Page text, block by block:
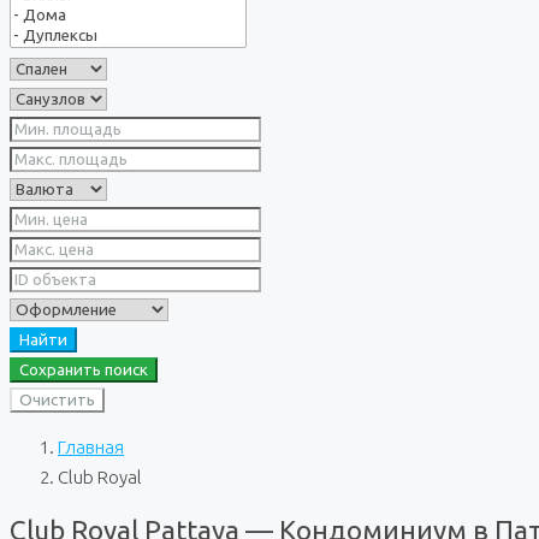
Найти
Сохранить поиск
Очистить
Главная
Club Royal
Club Royal Pattaya — Кондоминиум в